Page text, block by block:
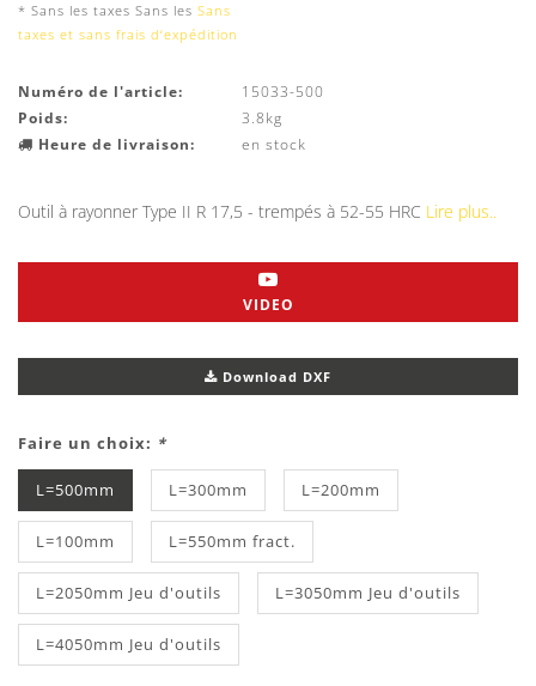
* Sans les taxes Sans les Sans
taxes et sans frais d‘expédition
Numéro de l'article:
15033-500
Poids:
3.8kg
Heure de livraison:
en stock
Outil à rayonner Type II R 17,5 - trempés à 52-55 HRC Lire plus..
VIDEO
Download DXF
Faire un choix: *
L=500mm L=300mm L=200mm
L=100mm L=550mm fract.
L=2050mm Jeu d'outils L=3050mm Jeu d'outils
L=4050mm Jeu d'outils